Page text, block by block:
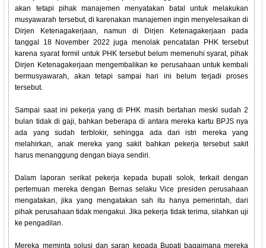
akan tetapi pihak manajemen menyatakan batal untuk melakukan
musyawarah tersebut, di karenakan manajemen ingin menyelesaikan di
Dirjen Ketenagakerjaan, namun di Dirjen Ketenagakerjaan pada
tanggal 18 November 2022 juga menolak pencatatan PHK tersebut
karena syarat formil untuk PHK tersebut belum memenuhi syarat, pihak
Dirjen Ketenagakerjaan mengembalikan ke perusahaan untuk kembali
bermusyawarah, akan tetapi sampai hari ini belum terjadi proses
tersebut.
Sampai saat ini pekerja yang di PHK masih bertahan meski sudah 2
bulan tidak di gaji, bahkan beberapa di antara mereka kartu BPJS nya
ada yang sudah terblokir, sehingga ada dari istri mereka yang
melahirkan, anak mereka yang sakit bahkan pekerja tersebut sakit
harus menanggung dengan biaya sendiri.
Dalam laporan serikat pekerja kepada bupati solok, terkait dengan
pertemuan mereka dengan Bernas selaku Vice presiden perusahaan
mengatakan, jika yang mengatakan sah itu hanya pemerintah, dari
pihak perusahaan tidak mengakui. Jika pekerja tidak terima, silahkan uji
ke pengadilan.
Mereka meminta solusi dan saran kepada Bupati bagaimana mereka